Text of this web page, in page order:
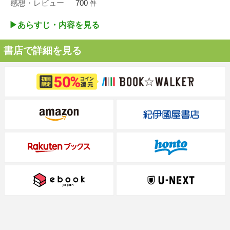
感想・レビュー 700 件
▶︎あらすじ・内容を見る
書店で詳細を見る